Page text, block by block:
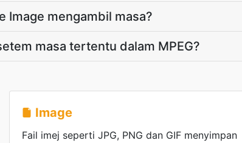
Image mengambil masa?
masa tertentu dalam MPEG?
Image
Fail imej seperti JPG, PNG dan GIF menyimpan